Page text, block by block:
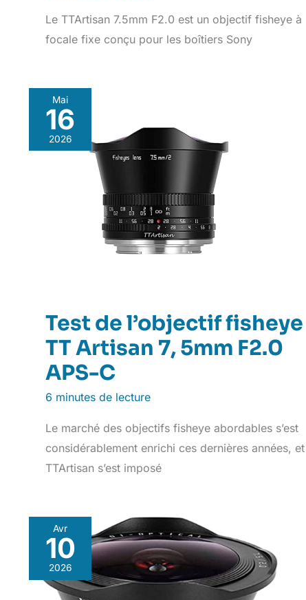
Le TTArtisan 7.5mm F2.0 est un objectif fisheye à
focale fixe conçu pour les boîtiers Sony
Mai
16
2026
Test de l’objectif fisheye
TT Artisan 7, 5mm F2.0
APS-C
6 minutes de lecture
Le marché des objectifs fisheye abordables s’est
considérablement enrichi ces dernières années, et
TTArtisan s’est imposé
Avr
10
2026